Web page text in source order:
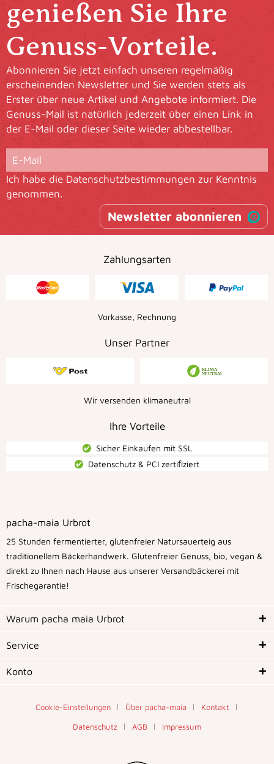
genießen Sie Ihre
Genuss-Vorteile.
Abonnieren Sie jetzt einfach unseren regelmäßig
erscheinenden Newsletter und Sie werden stets als
Erster über neue Artikel und Angebote informiert. Die
Genuss-Mail ist natürlich jederzeit über einen Link in
der E-Mail oder dieser Seite wieder abbestellbar.
Ich habe die Datenschutzbestimmungen zur Kenntnis
genommen.
Newsletter abonnieren
Zahlungsarten
Vorkasse, Rechnung
Unser Partner
Wir versenden klimaneutral
Ihre Vorteile
Sicher Einkaufen mit SSL
Datenschutz & PCI zertiﬁziert
pacha-maia Urbrot
25 Stunden fermentierter, glutenfreier Natursauerteig aus
traditionellem Bäckerhandwerk. Glutenfreier Genuss, bio, vegan &
direkt zu Ihnen nach Hause aus unserer Versandbäckerei mit
Frischegarantie!
Warum pacha maia Urbrot
Service
Konto
Cookie-Einstellungen Über pacha-maia
Kontakt
Datenschutz
AGB Impressum